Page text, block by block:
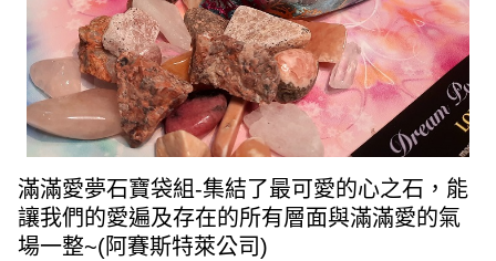
滿滿愛夢石寶袋組-集結了最可愛的心之石，能
讓我們的愛遍及存在的所有層面與滿滿愛的氣
場一整~(阿賽斯特萊公司)